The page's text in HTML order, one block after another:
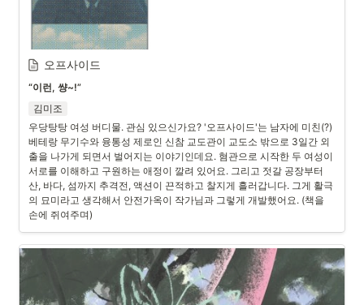
오프사이드
“이런, 썅~!”
김미조
우당탕탕 여성 버디물. 관심 있으신가요? '오프사이드'는 남자에 미친(?)
베테랑 무기수와 융통성 제로인 신참 교도관이 교도소 밖으로 3일간 외
출을 나가게 되면서 벌어지는 이야기인데요. 혐관으로 시작한 두 여성이
서로를 이해하고 구원하는 애정이 깔려 있어요. 그리고 젓갈 공장부터
산, 바다, 섬까지 추격전, 액션이 끈적하고 찰지게 흘러갑니다. 그게 활극
의 묘미라고 생각해서 안전가옥이 작가님과 그렇게 개발했어요. (책을
손에 쥐여주며)